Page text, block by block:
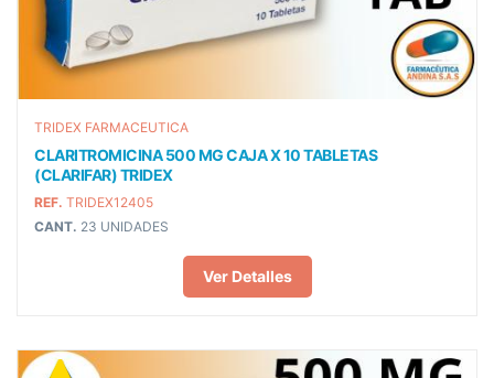
TRIDEX FARMACEUTICA
CLARITROMICINA 500 MG CAJA X 10 TABLETAS
(CLARIFAR) TRIDEX
REF. TRIDEX12405
CANT. 23 UNIDADES
Ver Detalles